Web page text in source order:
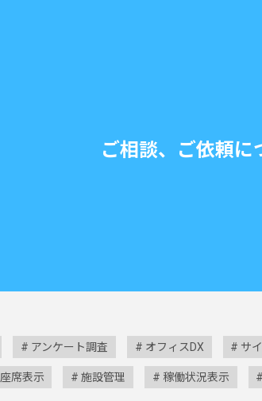
ご相談、ご依頼に
アンケート調査 オフィスDX サ
座席表示 施設管理 稼働状況表示